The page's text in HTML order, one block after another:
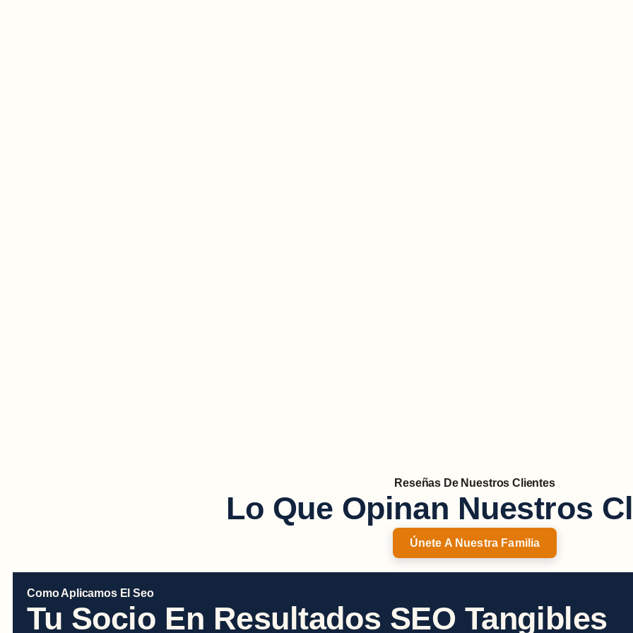
Reseñas De Nuestros Clientes
Lo Que Opinan Nuestros
Únete A Nuestra Familia
Como Aplicamos El Seo
Tu Socio En Resultados SEO Tangibles